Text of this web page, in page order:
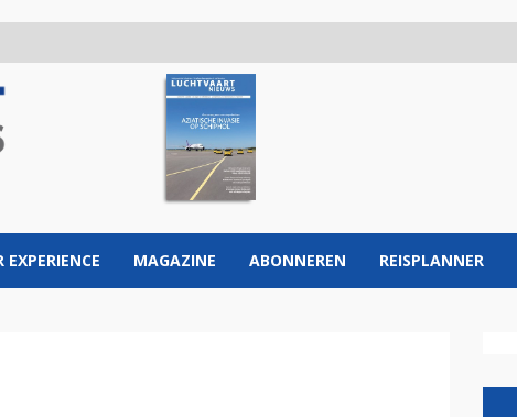
EXPERIENCE MAGAZINE ABONNEREN REISPLANNER